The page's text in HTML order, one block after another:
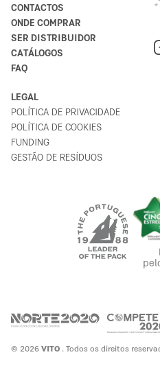
CONTACTOS
ONDE COMPRAR
SER DISTRIBUIDOR
CATÁLOGOS
FAQ
*
LEGAL
POLÍTICA DE PRIVACIDADE
POLÍTICA DE COOKIES
FUNDING
GESTÃO DE RESÍDUOS
© 2026 VITO . Todos os direitos